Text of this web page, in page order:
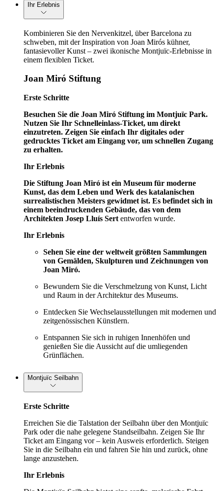
Ihr Erlebnis
Kombinieren Sie den Nervenkitzel, über Barcelona zu
schweben, mit der Inspiration von Joan Mirós kühner,
fantasievoller Kunst – zwei ikonische Montjuïc-Erlebnisse in
einem flexiblen Ticket.
Joan Miró Stiftung
Erste Schritte
Besuchen Sie die Joan Miró Stiftung im Montjuïc Park.
Nutzen Sie Ihr Schnelleinlass-Ticket, um direkt
einzutreten. Zeigen Sie einfach Ihr digitales oder
gedrucktes Ticket am Eingang vor, um schnellen Zugang
zu erhalten.
Ihr Erlebnis
Die Stiftung Joan Miró ist ein Museum für moderne
Kunst, das dem Leben und Werk des katalanischen
surrealistischen Meisters gewidmet ist. Es befindet sich in
einem beeindruckenden Gebäude, das von dem
Architekten Josep Lluís Sert entworfen wurde.
Ihr Erlebnis
Sehen Sie eine der weltweit größten Sammlungen
von Gemälden, Skulpturen und Zeichnungen von
Joan Miró.
Bewundern Sie die Verschmelzung von Kunst, Licht
und Raum in der Architektur des Museums.
Entdecken Sie Wechselausstellungen mit modernen und
zeitgenössischen Künstlern.
Entspannen Sie sich in ruhigen Innenhöfen und
genießen Sie die Aussicht auf die umliegenden
Grünflächen.
Montjuïc Seilbahn
Erste Schritte
Erreichen Sie die Talstation der Seilbahn über den Montjuïc
Park oder die nahe gelegene Standseilbahn. Zeigen Sie Ihr
Ticket am Eingang vor – kein Ausweis erforderlich. Steigen
Sie in die Seilbahn ein und fahren Sie hin und zurück, ohne
lange anzustehen.
Ihr Erlebnis